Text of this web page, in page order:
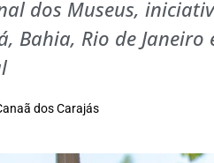
dos Museus,
Bahia, Rio de
dos Carajás